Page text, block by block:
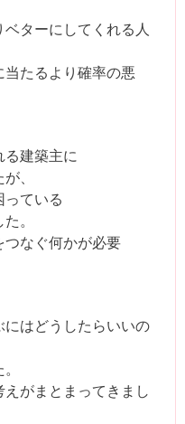
ベターにしてくれる人
たるより確率の悪
る建築主に
、
ている
。
つなぐ何かが必要
はどうしたらいいの
がまとまってきまし